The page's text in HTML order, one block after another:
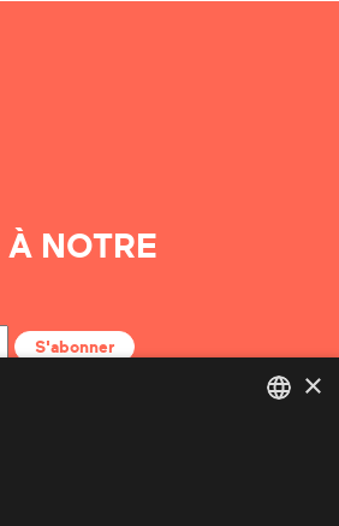
NOTRE
S'abonner
×